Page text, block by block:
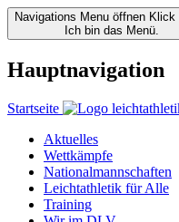
Navigations Menu öffnen Klick
Ich bin das Menü.
Hauptnavigation
Startseite
Aktuelles
Wettkämpfe
Nationalmannschaften
Leichtathletik für Alle
Training